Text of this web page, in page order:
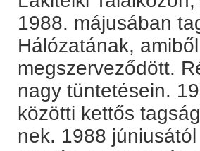
1988. májusában
Hálózatának,
megszerveződött.
nagy tüntetésein.
közötti kettős
nek. 1988